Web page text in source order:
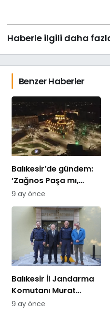
Haberle ilgili daha
Benzer Haberler
Balıkesir’de gündem:
’Zağnos Paşa mı,
İsmet Paşa mı
9 ay önce
Balıkesir İl Jandarma
Komutanı Murat
Özer’den Edremit
9 ay önce